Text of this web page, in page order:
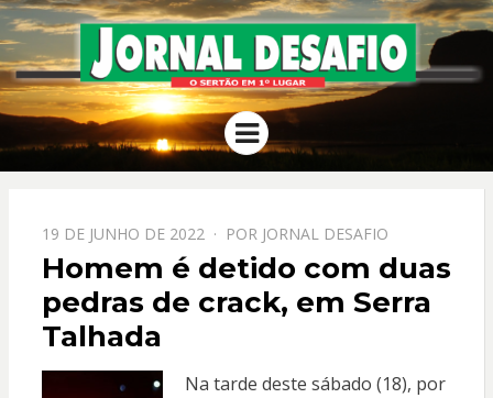
JORNAL
DESAFIO
O Sertão em 1º Lugar
Menu
PPOSTADO
EM
19 DE JUNHO DE 2022 POR JORNAL DESAFIO
Homem é detido com duas
pedras de crack, em Serra
Talhada
Na tarde deste sábado (18), por